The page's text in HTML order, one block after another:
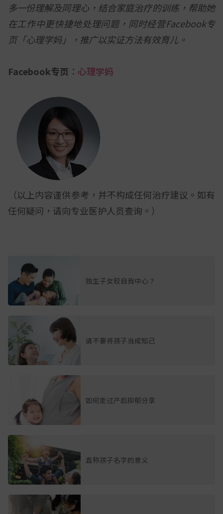
多一份理解及同理心，结合家庭治疗的训练，帮助她
在工作中更快捷地处理问题，同时经营Facebook专
页「心理学妈」，推广以实证方法有效育儿。
Facebook专页︰ 心理学妈
（以上内容谨供参考，并不构成任何治疗建议。如有
任何疑问，请向专业医护人员查询。）
独生子女较自我中心？
请不要将孩子当成知己
如何走过产后抑郁分享
直称孩子名字的意义